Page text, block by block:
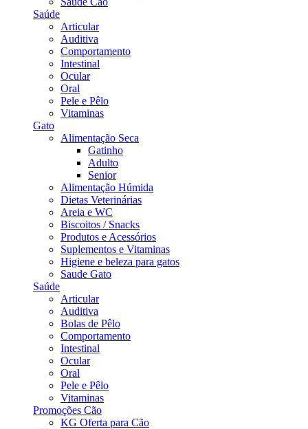
Saúde
Articular
Auditiva
Comportamento
Intestinal
Ocular
Oral
Pele e Pêlo
Vitaminas
Gato
Alimentação Seca
Gatinho
Adulto
Senior
Alimentação Húmida
Dietas Veterinárias
Areia e WC
Biscoitos / Snacks
Produtos e Acessórios
Suplementos e Vitaminas
Higiene e beleza para gatos
Saude Gato
Saúde
Articular
Auditiva
Bolas de Pêlo
Comportamento
Intestinal
Ocular
Oral
Pele e Pêlo
Vitaminas
Promoções Cão
KG Oferta para Cão